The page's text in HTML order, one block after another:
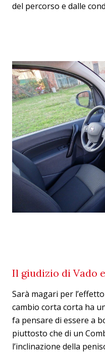
del percorso e dalle
Il giudizio di Vado
Sarà magari per
cambio corta corta ha
fa pensare di essere a
piuttosto che di un
l’inclinazione della